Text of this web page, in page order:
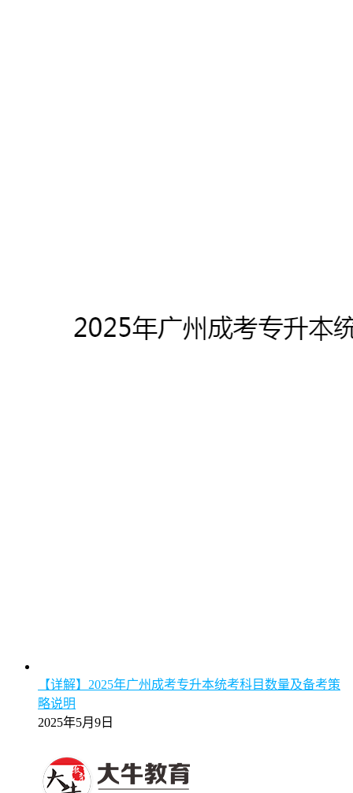
【详解】2025年广州成考专升本统考科目数量及备考策
略说明
2025年5月9日